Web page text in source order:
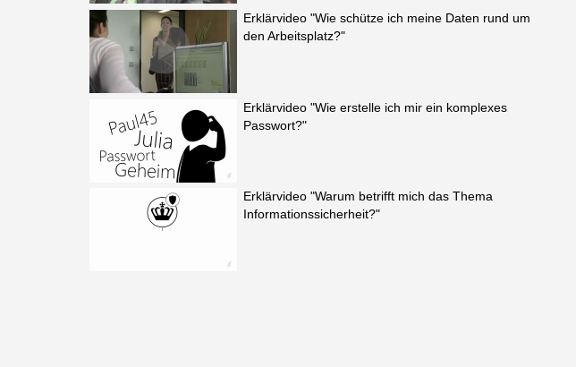
Erklärvideo "Wie schütze ich meine Daten rund um
den Arbeitsplatz?"
Erklärvideo "Wie erstelle ich mir ein komplexes
Passwort?"
Erklärvideo "Warum betrifft mich das Thema
Informationssicherheit?"